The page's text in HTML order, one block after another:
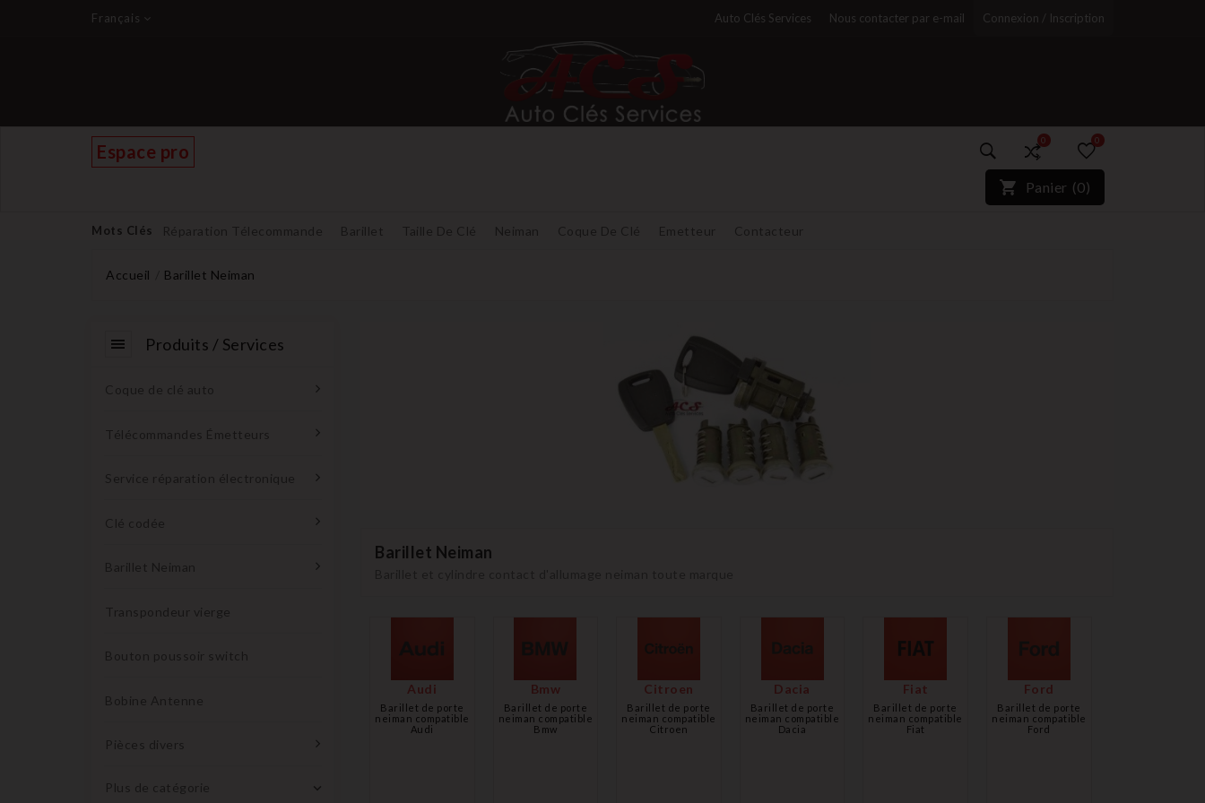
Français Auto Clés Services Nous contacter par e-mail Connexion / Inscription
Espace pro
0
)*}
0
Panier (0)
Mots Clés Réparation Télecommande Barillet Taille De Clé Neiman Coque De Clé Emetteur Contacteur
Accueil Barillet Neiman
Produits / Services
Coque de clé auto
Télécommandes Émetteurs
Service réparation électronique
Clé codée
Barillet Neiman
Transpondeur vierge
Bouton poussoir switch
Bobine Antenne
Pièces divers
Plus de catégorie 
Barillet Neiman
Audi
Barillet de porte
neiman compatible
Audi
Bmw
Barillet de porte
neiman compatible
Bmw
Citroen
Barillet de porte
neiman compatible
Citroen
Dacia
Barillet de porte
neiman compatible
Dacia
Fiat
Barillet de porte
neiman compatible
Fiat
Ford
Barillet de porte
neiman compatible
Ford